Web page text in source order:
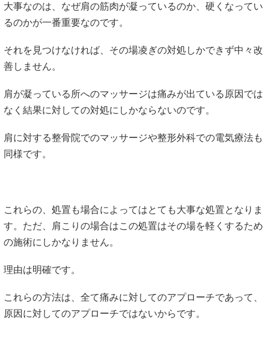
大事なのは、なぜ肩の筋肉が凝っているのか、硬くなってい
るのかが一番重要なのです。
それを見つけなければ、その場凌ぎの対処しかできず中々改
善しません。
肩が凝っている所へのマッサージは痛みが出ている原因では
なく結果に対しての対処にしかならないのです。
肩に対する整骨院でのマッサージや整形外科での電気療法も
同様です。
これらの、処置も場合によってはとても大事な処置となりま
す。ただ、肩こりの場合はこの処置はその場を軽くするため
の施術にしかなりません。
理由は明確です。
これらの方法は、全て痛みに対してのアプローチであって、
原因に対してのアプローチではないからです。